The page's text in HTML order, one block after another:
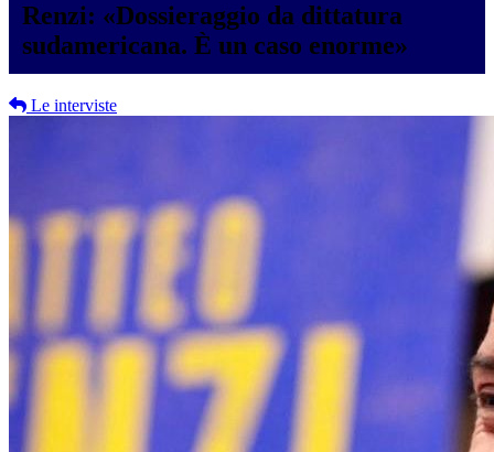
Renzi: «Dossieraggio da dittatura
sudamericana. È un caso enorme»
Le interviste